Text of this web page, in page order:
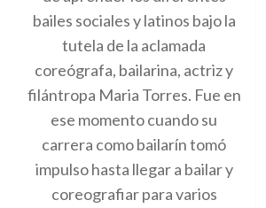
bailes sociales y latinos bajo la
tutela de la aclamada
coreógrafa, bailarina, actriz y
filántropa Maria Torres. Fue en
ese momento cuando su
carrera como bailarín tomó
impulso hasta llegar a bailar y
coreografiar para varios